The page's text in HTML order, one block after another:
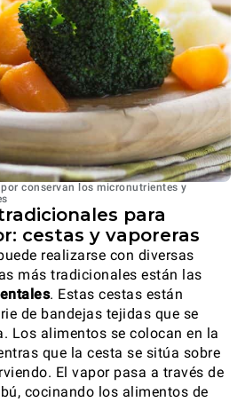
conservan los micronutrientes y
para
cestas y vaporeras
realizarse con diversas
más tradicionales están las
. Estas cestas están
de bandejas tejidas que se
Los alimentos se colocan en la
que la cesta se sitúa sobre
El vapor pasa a través de
cocinando los alimentos de